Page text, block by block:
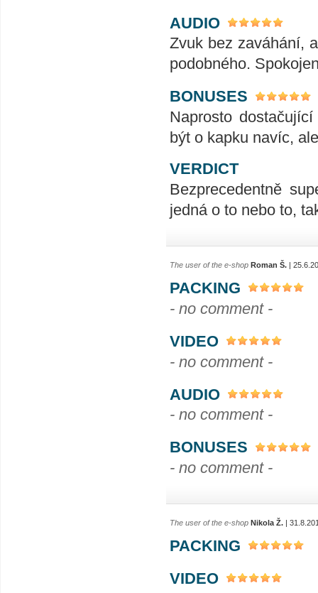
AUDIO
Zvuk bez zaváhání,
podobného.
BONUSES
Naprosto
být o kapku navíc,
VERDICT
Bezprecedentně
jedná o to nebo to,
The user of the e-shop Roman Š. |
PACKING
- no comment -
VIDEO
- no comment -
AUDIO
- no comment -
BONUSES
- no comment -
The user of the e-shop Nikola Ž. |
PACKING
VIDEO